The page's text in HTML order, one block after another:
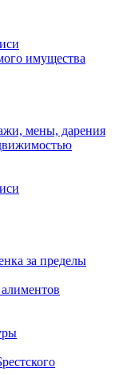
имущества
мены, дарения
за пределы